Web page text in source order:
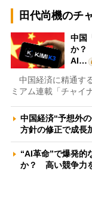
田代尚機のチ
中国
か？
AI…
中国経済に精通す
ミアム連載「チャイ
中国経済“予想外
方針の修正で成長
“AI革命”で爆発的
か？ 高い競争力